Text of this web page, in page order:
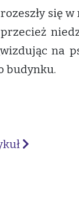
się
na
budynku.